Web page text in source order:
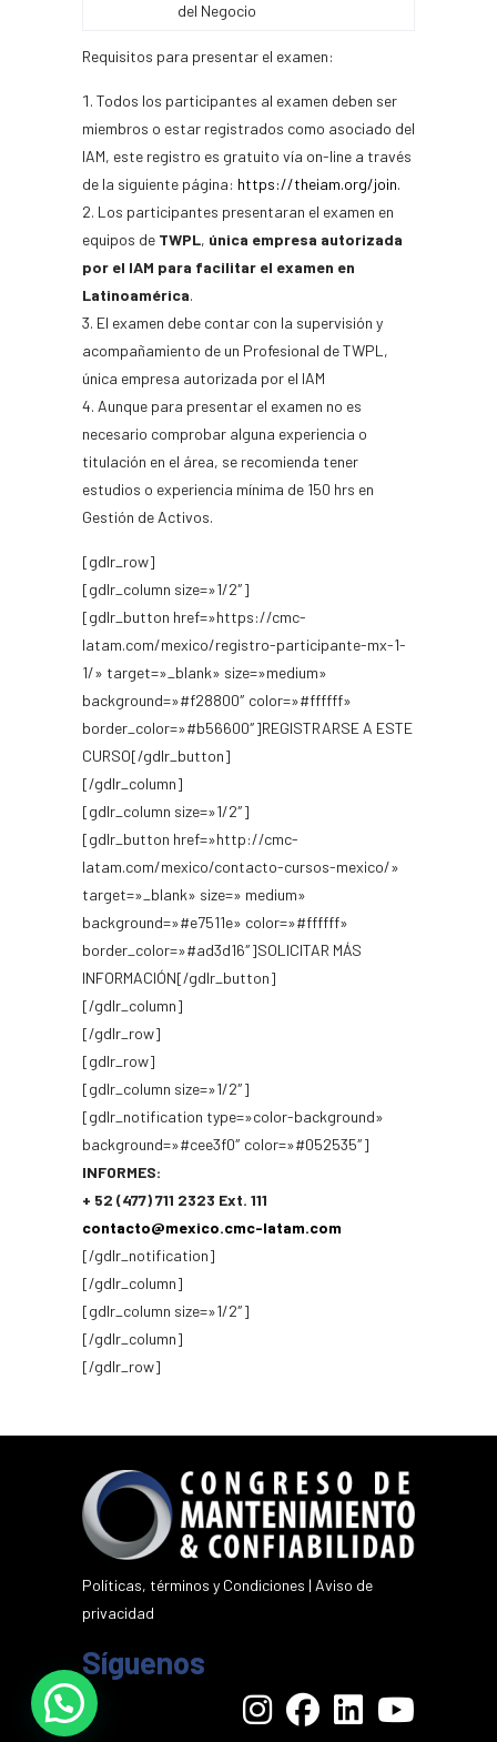
del Negocio
Requisitos para presentar el examen:
Todos los participantes al examen deben ser
miembros o estar registrados como asociado del
IAM, este registro es gratuito vía on-line a través
de la siguiente página: https://theiam.org/join.
Los participantes presentaran el examen en
equipos de TWPL, única empresa autorizada
por el IAM para facilitar el examen en
Latinoamérica.
El examen debe contar con la supervisión y
acompañamiento de un Profesional de TWPL,
única empresa autorizada por el IAM
Aunque para presentar el examen no es
necesario comprobar alguna experiencia o
titulación en el área, se recomienda tener
estudios o experiencia mínima de 150 hrs en
Gestión de Activos.
[gdlr_row]
[gdlr_column size=»1/2″]
[gdlr_button href=»https://cmc-
latam.com/mexico/registro-participante-mx-1-
1/» target=»_blank» size=»medium»
background=»#f28800″ color=»#ffffff»
border_color=»#b56600″]REGISTRARSE A ESTE
CURSO[/gdlr_button]
[/gdlr_column]
[gdlr_column size=»1/2″]
[gdlr_button href=»http://cmc-
latam.com/mexico/contacto-cursos-mexico/»
target=»_blank» size=» medium»
background=»#e7511e» color=»#ffffff»
border_color=»#ad3d16″]SOLICITAR MÁS
INFORMACIÓN[/gdlr_button]
[/gdlr_column]
[/gdlr_row]
[gdlr_row]
[gdlr_column size=»1/2″]
[gdlr_notification type=»color-background»
background=»#cee3f0″ color=»#052535″]
INFORMES:
+ 52 (477) 711 2323 Ext. 111
contacto@mexico.cmc-latam.com
[/gdlr_notification]
[/gdlr_column]
[gdlr_column size=»1/2″]
[/gdlr_column]
[/gdlr_row]
Políticas, términos y Condiciones | Aviso de
privacidad
Síguenos